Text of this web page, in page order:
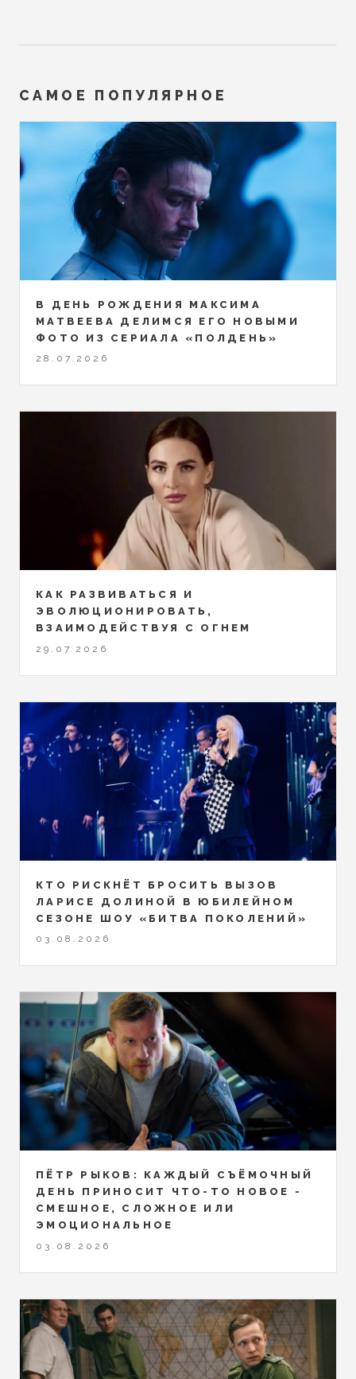
САМОЕ ПОПУЛЯРНОЕ
В ДЕНЬ РОЖДЕНИЯ МАКСИМА
МАТВЕЕВА ДЕЛИМСЯ ЕГО НОВЫМИ
ФОТО ИЗ СЕРИАЛА «ПОЛДЕНЬ»
28.07.2026
КАК РАЗВИВАТЬСЯ И
ЭВОЛЮЦИОНИРОВАТЬ,
ВЗАИМОДЕЙСТВУЯ С ОГНЕМ
29.07.2026
КТО РИСКНЁТ БРОСИТЬ ВЫЗОВ
ЛАРИСЕ ДОЛИНОЙ В ЮБИЛЕЙНОМ
СЕЗОНЕ ШОУ «БИТВА ПОКОЛЕНИЙ»
03.08.2026
ПЁТР РЫКОВ: КАЖДЫЙ СЪЁМОЧНЫЙ
ДЕНЬ ПРИНОСИТ ЧТО-ТО НОВОЕ -
СМЕШНОЕ, СЛОЖНОЕ ИЛИ
ЭМОЦИОНАЛЬНОЕ
03.08.2026